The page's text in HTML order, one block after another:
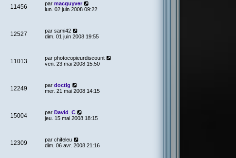
11456 par macguyver
lun. 02 juin 2008 09:22
12527 par sami42
dim. 01 juin 2008 19:55
11013 par photocopieurdiscount
ven. 23 mai 2008 15:50
12249 par doctlg
mer. 21 mai 2008 14:15
15004 par David_C
jeu. 15 mai 2008 18:15
12309 par chifeleu
dim. 06 avr. 2008 21:16